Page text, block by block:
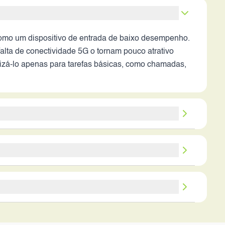
um dispositivo de entrada de baixo desempenho.
de conectividade 5G o tornam pouco atrativo
lo apenas para tarefas básicas, como chamadas,
o tornam menos competitivo em comparação
experiência de uso mais satisfatória, mesmo em
Pode ser uma opção para quem procura um